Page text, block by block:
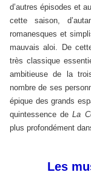
d’autres épisodes et
cette saison,
romanesques et
mauvais aloi. De
très classique
ambitieuse de la
nombre de ses
épique des grands
quintessence deLa
plus profondément
Les